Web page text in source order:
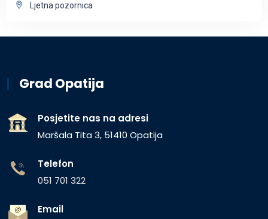
Ljetna pozornica
Grad Opatija
Posjetite nas na adresi
Maršala Tita 3, 51410 Opatija
Telefon
051 701 322
Email